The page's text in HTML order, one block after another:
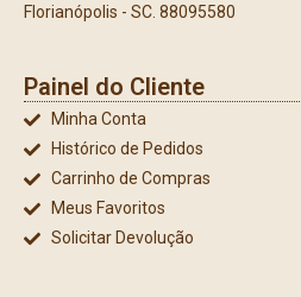
Florianópolis - SC. 88095580
Painel do Cliente
Minha Conta
Histórico de Pedidos
Carrinho de Compras
Meus Favoritos
Solicitar Devolução